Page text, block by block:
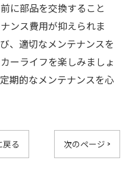
に部品を交換すること
ンス費用が抑えられま
、適切なメンテナンスを
ーライフを楽しみましょ
期的なメンテナンスを心
戻る 次のページ >